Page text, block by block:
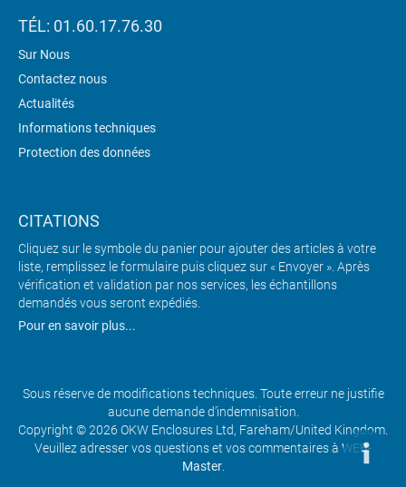
TÉL: 01.60.17.76.30
Sur Nous
Contactez nous
Actualités
Informations techniques
Protection des données
CITATIONS
Cliquez sur le symbole du panier pour ajouter des articles à votre
liste, remplissez le formulaire puis cliquez sur « Envoyer ». Après
vérification et validation par nos services, les échantillons
demandés vous seront expédiés.
Pour en savoir plus...
Sous réserve de modifications techniques. Toute erreur ne justifie
aucune demande d’indemnisation.
Copyright © 2026 OKW Enclosures Ltd, Fareham/United Kingdom.
Veuillez adresser vos questions et vos commentaires à WEB-
Master.